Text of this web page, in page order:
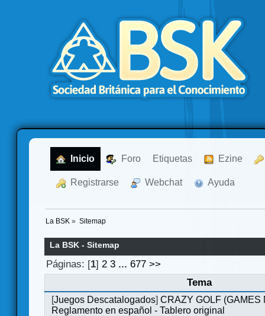
Inicio Foro Etiquetas Ezine
Registrarse Webchat Ayuda
La BSK » Sitemap
La BSK - Sitemap
Páginas: [1]2 3 ...677 >>
Tema
[Juegos Descatalogados]CRAZY GOLF (GAMES
Reglamento en español - Tablero original